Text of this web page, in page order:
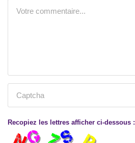
Recopiez les lettres afficher ci-dessous :